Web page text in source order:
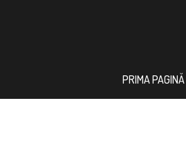
PRIMA PAGINĂ